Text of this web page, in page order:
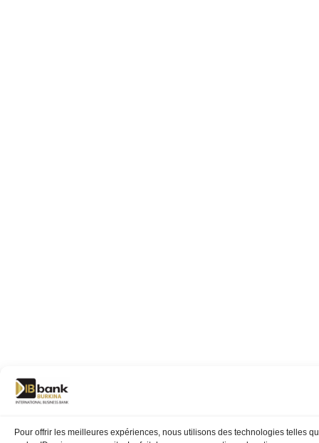
Pour offrir les meilleures expériences, nous utilisons des technologies telles